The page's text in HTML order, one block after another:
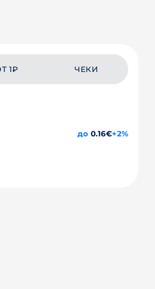
1₽ ЧЕКИ
до 0.16€+2%